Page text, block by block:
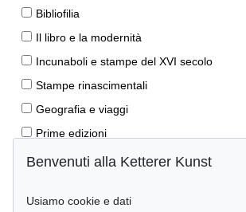
Bibliofilia
Il libro e la modernità
Incunaboli e stampe del XVI secolo
Stampe rinascimentali
Geografia e viaggi
Prime edizioni
Manoscritti antichi
Libri per bambini
Benvenuti alla Ketterer Kunst
Usiamo cookie e dati